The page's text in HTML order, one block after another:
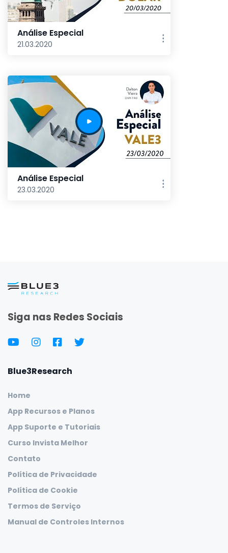
Análise Especial
21.03.2020
Análise Especial
23.03.2020
Siga nas Redes Sociais
Blue3Research
Home
App Recursos e Planos
App Suporte e Tutoriais
Curso Invista Melhor
Contato
Política de Privacidade
Política de Cookie
Termos de Serviço
Manual de Controles Internos